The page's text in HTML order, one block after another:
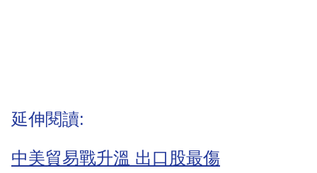
延伸閱讀:
中美貿易戰升溫 出口股最傷